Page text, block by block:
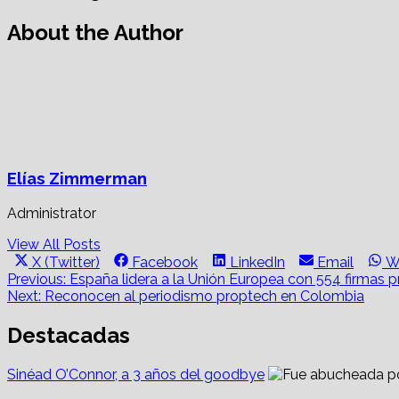
About the Author
Elías Zimmerman
Administrator
View All Posts
Share
on
X (Twitter)
Share
on
Facebook
Share
on
LinkedIn
Share
on
Email
Post
navigation
Previous: España lidera a la Unión Europea con 554 firmas
Next: Reconocen al periodismo proptech en Colombia
Destacadas
Sinéad O’Connor, a 3 años del goodbye